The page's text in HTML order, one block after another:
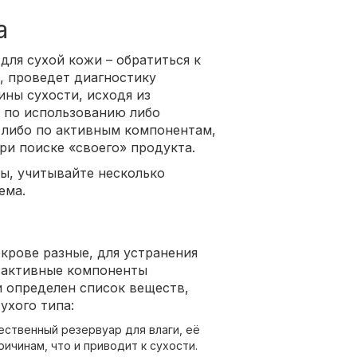
сухой кожи – обратиться к
проведет диагностику
сухости, исходя из
использованию либо
по активным компонентам,
поиске «своего» продукта.
учитывайте несколько
разные, для устранения
компоненты
определен список веществ,
типа:
резервуар для влаги, её
что и приводит к сухости.